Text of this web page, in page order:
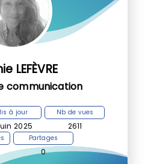
LEFÈVRE
communication
à jour
2025
Nb de vues
2611
Partages
0